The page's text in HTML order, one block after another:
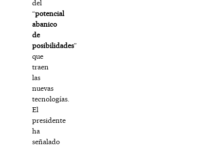
del
“potencial
abanico
de
posibilidades”
que
traen
las
nuevas
tecnologías.
El
presidente
ha
señalado